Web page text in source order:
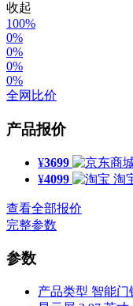
收起
100%
0%
0%
0%
0%
全网比价
产品报价
¥3699
¥4099 淘
查看全部报价
完整参数
参数
产品类型 智能门